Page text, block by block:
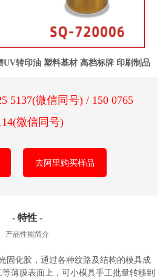
UV转印油 塑料基材 高档标牌 印刷制品
5137(微信同号) / 150 0765
微信同号)
去阿里购买样品
- 特性 -
产品性能简介
固化胶，通过各种纹路及结构的模具成
薄膜表面上，可小模具手工批量转移到